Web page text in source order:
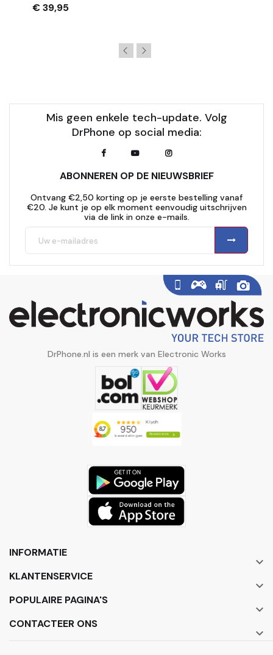
€ 39,95
Mis geen enkele tech-update. Volg
DrPhone op social media:
ABONNEREN OP DE NIEUWSBRIEF
Ontvang €2,50 korting op je eerste bestelling vanaf
€20. Je kunt je op elk moment eenvoudig uitschrijven
via de link in onze e-mails.
DrPhone.nl is een merk van Electronic Works
INFORMATIE

KLANTENSERVICE

POPULAIRE PAGINA'S

CONTACTEER ONS
